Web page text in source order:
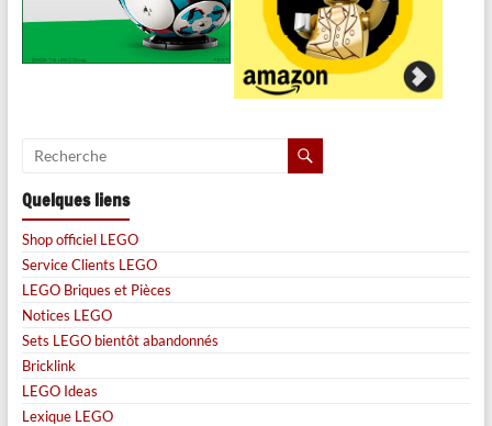
Quelques liens
Shop officiel LEGO
Service Clients LEGO
LEGO Briques et Pièces
Notices LEGO
Sets LEGO bientôt abandonnés
Bricklink
LEGO Ideas
Lexique LEGO